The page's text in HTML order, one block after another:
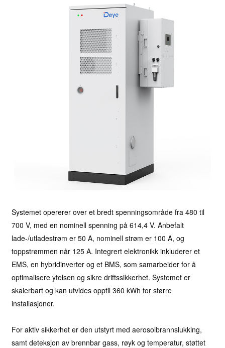
Systemet opererer over et bredt spenningsområde fra 480 til
700 V, med en nominell spenning på 614,4 V. Anbefalt
lade-/utladestrøm er 50 A, nominell strøm er 100 A, og
toppstrømmen når 125 A. Integrert elektronikk inkluderer et
EMS, en hybridinverter og et BMS, som samarbeider for å
optimalisere ytelsen og sikre driftssikkerhet. Systemet er
skalerbart og kan utvides opptil 360 kWh for større
installasjoner.
For aktiv sikkerhet er den utstyrt med aerosolbrannslukking,
samt deteksjon av brennbar gass, røyk og temperatur, støttet